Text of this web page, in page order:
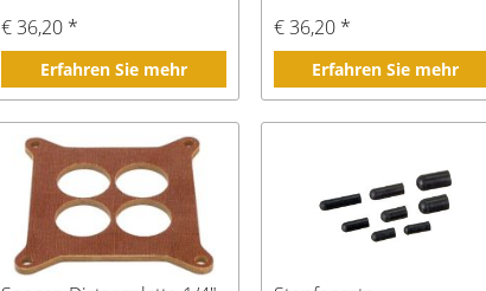
€ 36,20 *
Erfahren Sie mehr
€ 36,20 *
Erfahren Sie mehr